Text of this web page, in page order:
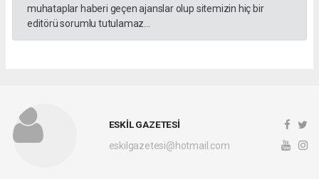
muhataplar haberi geçen ajanslar olup sitemizin hiç bir
editörü sorumlu tutulamaz...
ESKİL GAZETESİ
eskilgazetesi@hotmail.com